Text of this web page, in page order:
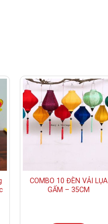
COMBO 10 ĐÈN VẢI LỤA
GẤM – 35CM